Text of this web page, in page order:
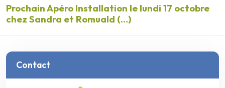
Prochain Apéro Installation le lundi 17 octobre
chez Sandra et Romuald (…)
Contact